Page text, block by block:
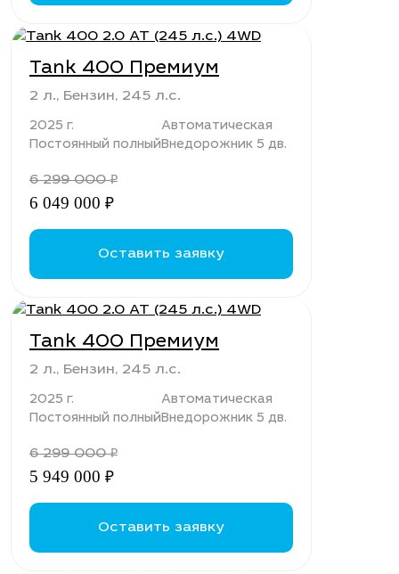
Tank 400 Премиум
2 л., Бензин, 245 л.с.
2025 г.
Постоянный полный
Автоматическая
Внедорожник 5 дв.
6 299 000₽
6 049 000 ₽
Оставить заявку
Tank 400 Премиум
2 л., Бензин, 245 л.с.
2025 г.
Постоянный полный
Автоматическая
Внедорожник 5 дв.
6 299 000₽
5 949 000 ₽
Оставить заявку